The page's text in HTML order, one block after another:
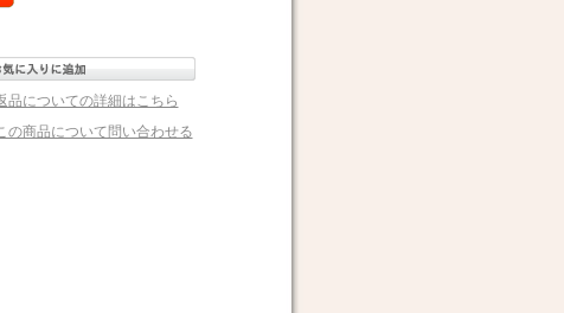
品についての詳細はこちら
の商品について問い合わせる